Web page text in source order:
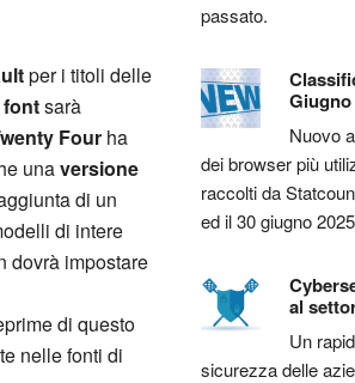
per i titoli delle
fontsarà
Four ha
unaversione
di un
di intere
dovrà impostare
di questo
nelle fonti di
passato.
Giugno
Nuovo
dei browser più
raccolti da
ed il 30 giugno
al
Un
sicurezza delle